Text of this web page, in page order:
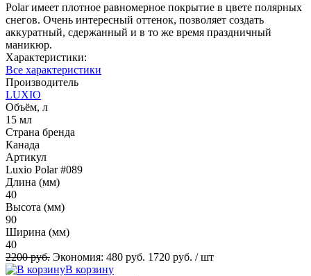
Polar имеет плотное равномерное покрытие в цвете полярных
снегов. Очень интересный оттенок, позволяет создать
аккуратный, сдержанный и в то же время праздничный
маникюр.
Характеристики:
Все характеристики
Производитель
LUXIO
Объём, л
15 мл
Страна бренда
Канада
Артикул
Luxio Polar #089
Длина (мм)
40
Высота (мм)
90
Ширина (мм)
40
2200 руб. Экономия: 480 руб. 1720 руб. / шт
В корзину